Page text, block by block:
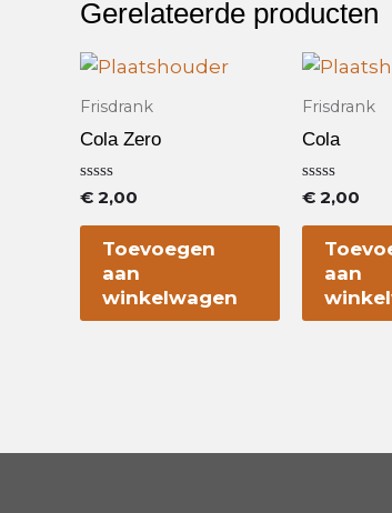
Gerelateerde producten
Frisdrank
Cola Zero
Waardering
uit
€ 2,00
Toevoegen
aan
winkelwagen
Frisdrank
Cola
Waardering
uit
€2,00
aan